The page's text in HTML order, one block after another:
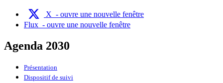
X - ouvre une nouvelle fenêtre
Flux - ouvre une nouvelle fenêtre
Agenda 2030
Présentation
Dispositif de suivi